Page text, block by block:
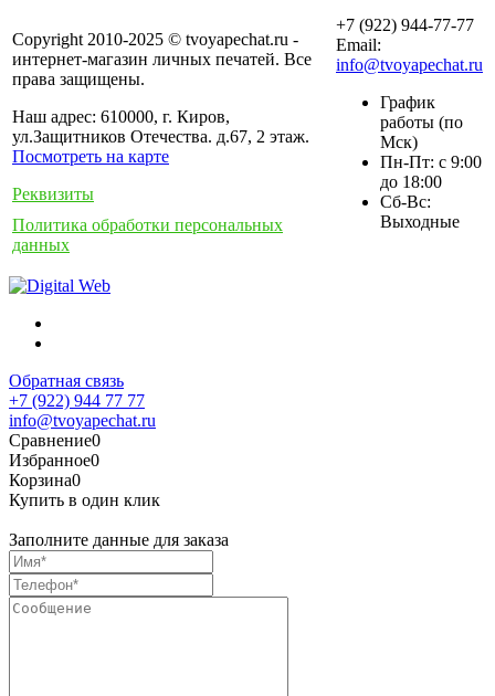
Copyright 2010-2025 © tvoyapechat.ru -
интернет-магазин личных печатей. Все
права защищены.
Наш адрес: 610000, г. Киров,
ул.Защитников Отечества. д.67, 2 этаж.
Посмотреть на карте
Реквизиты
Политика обработки персональных
данных
+7 (922) 944-77-77
Email:
info@tvoyapechat.ru
График
работы (по
Мск)
Пн-Пт: с 9:00
до 18:00
Сб-Вс:
Выходные
Обратная связь
+7 (922) 944 77 77
info@tvoyapechat.ru
Сравнение0
Избранное0
Корзина0
Купить в один клик
Заполните данные для заказа